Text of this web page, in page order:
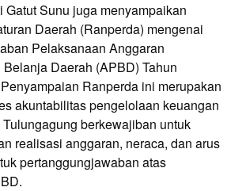
Gatut Sunu juga menyampaikan
Daerah (Ranperda) mengenai
Pelaksanaan Anggaran
Daerah (APBD) Tahun
Ranperda ini merupakan
akuntabilitas pengelolaan keuangan
berkewajiban untuk
realisasi anggaran, neraca, dan arus
pertanggungjawaban atas